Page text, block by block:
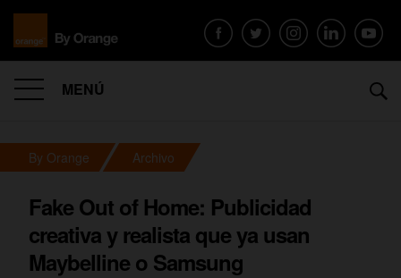
MENÚ
By Orange Archivo
Fake Out of Home: Publicidad
creativa y realista que ya usan
Maybelline o Samsung